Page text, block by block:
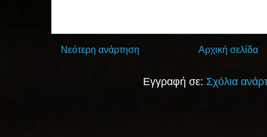
Νεότερη ανάρτηση Αρχική σελίδα
Εγγραφή σε: Σχόλια